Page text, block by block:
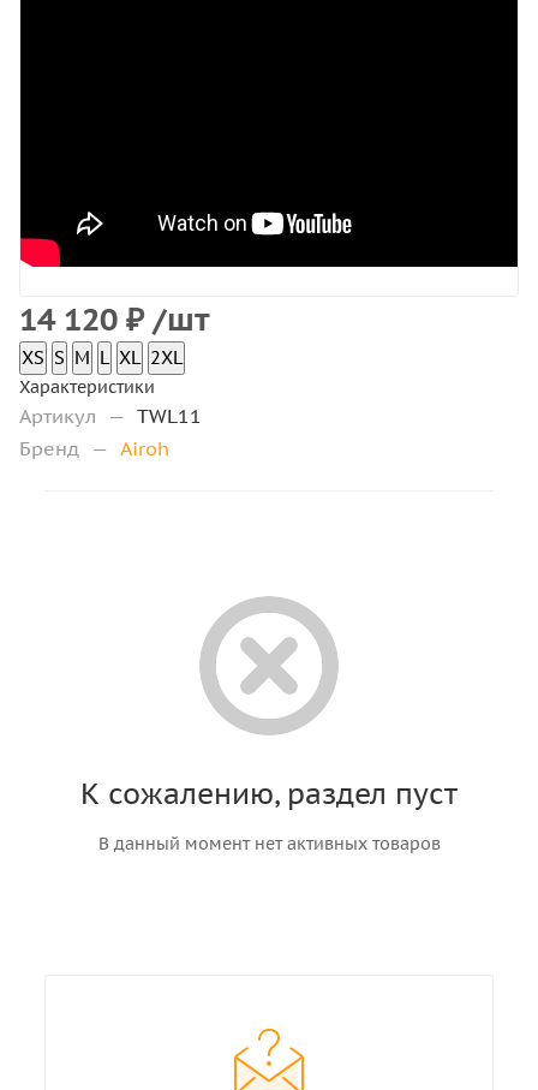
14 120 ₽ /шт
XS S M L XL 2XL
Характеристики
Артикул — TWL11
Бренд — Airoh
К сожалению, раздел пуст
В данный момент нет активных товаров